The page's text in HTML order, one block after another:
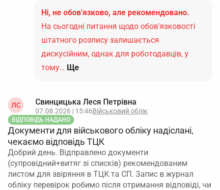
Ні, не обов'язково, але рекомендовано.
На сьогодні питання щодо обов'язковості
штатного розпису залишається
дискусійним, однак для роботодавців, у
тому… Ще
ЛС Свинцицька Леся Петрівна
07.08.2026 | 15:46Військовий облік
ВІДПОВІДЬ НАДАНО
Документи для військового обліку надіслані,
чекаємо відповідь ТЦК
Добрий день. Відправлено документи
(супровідний+витяг зі списків) рекомендованим
листом для звіряння в ТЦК та СП. Запис в журнал
обліку перевірок робимо після отримання відповіді, чи